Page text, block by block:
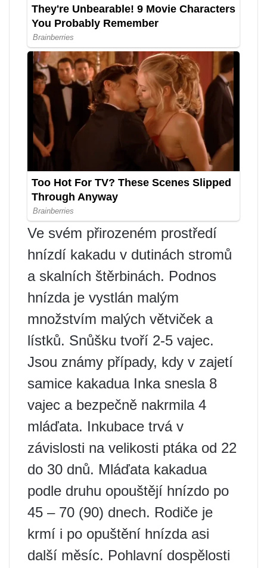
Ve svém přirozeném prostředí
hnízdí kakadu v dutinách stromů
a skalních štěrbinách. Podnos
hnízda je vystlán malým
množstvím malých větviček a
lístků. Snůšku tvoří 2-5 vajec.
Jsou známy případy, kdy v zajetí
samice kakadua Inka snesla 8
vajec a bezpečně nakrmila 4
mláďata. Inkubace trvá v
závislosti na velikosti ptáka od 22
do 30 dnů. Mláďata kakadua
podle druhu opouštějí hnízdo po
45 – 70 (90) dnech. Rodiče je
krmí i po opuštění hnízda asi
další měsíc. Pohlavní dospělosti